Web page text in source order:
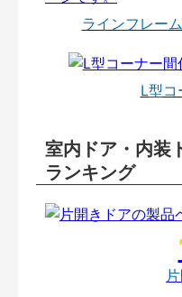
ラインフレー
L型コ
室内ドア・内装
ランキング